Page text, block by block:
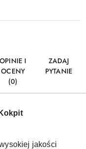
OPINIE I
OCENY
(0)
ZADAJ
PYTANIE
jakości